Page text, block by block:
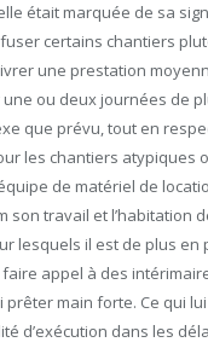
était marquée de sa
certains chantiers
une prestation
une ou deux journées de
que prévu, tout en
les chantiers atypiques
de matériel de
son travail et l’habitation
lesquels il est de plus en
faire appel à des
main forte. Ce qui
d’exécution dans les